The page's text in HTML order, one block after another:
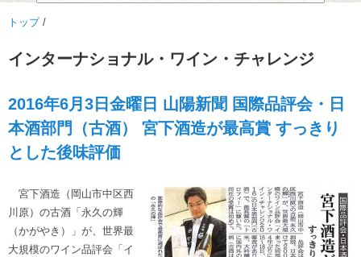
トップ/
インターナショナル・ワイン・チャレンジ
2016年6月3日金曜日 山陽新聞 国際品評会・日
本酒部門（古酒） 宮下酒造が最高賞 すっきり
とした後味評価
宮下酒造（岡山市中区西
川原）の古酒「永久の輝
（かがやき）」が、世界最
大規模のワイン品評会「イ